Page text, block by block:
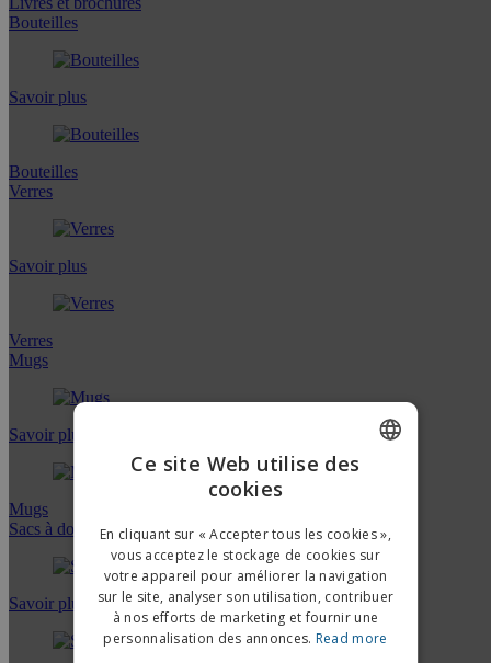
Bouteilles
Savoir plus
Bouteilles
Verres
Savoir plus
Verres
Mugs
Savoir plus
Mugs
Sacs à dos
Savoir plus
DUTCH
PORTUGUESE
SPANISH
Ce site Web utilise des
cookies
En cliquant sur « Accepter tous les cookies »,
vous acceptez le stockage de cookies sur
votre appareil pour améliorer la navigation
sur le site, analyser son utilisation, contribuer
à nos efforts de marketing et fournir une
personnalisation des annonces. Read more